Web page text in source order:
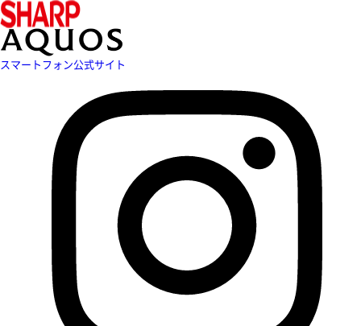
スマートフォン公式サイト